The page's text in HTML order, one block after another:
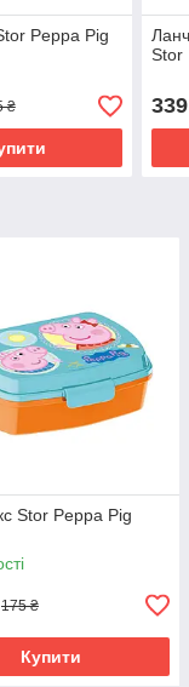
Peppa Pig
₴
Stor
339
Stor Peppa Pig
175 ₴
Купити